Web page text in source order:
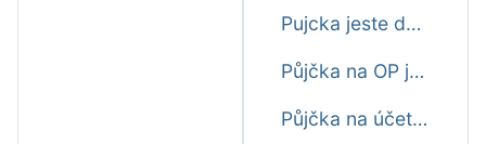
Pujcka jeste dnes
Půjčka na OP ještě dnes
Půjčka na účet ihned ještě dnes